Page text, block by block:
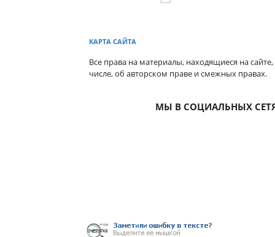
КАРТА САЙТА
Все права на материалы, находящиеся на
числе, об авторском праве и смежных правах.
МЫ В СОЦИАЛЬНЫХ